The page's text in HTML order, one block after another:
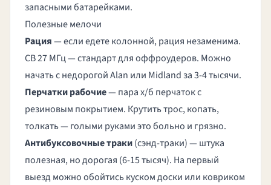
запасными батарейками.
Полезные мелочи
Рация— если едете колонной, рация незаменима.
CB 27 МГц — стандарт для оффроудеров. Можно
начать с недорогой Alan или Midland за 3-4 тысячи.
Перчатки рабочие— пара х/б перчаток с
резиновым покрытием. Крутить трос, копать,
толкать — голыми руками это больно и грязно.
Антибуксовочные траки(сэнд-траки) — штука
полезная, но дорогая (6-15 тысяч). На первый
выезд можно обойтись куском доски или ковриком